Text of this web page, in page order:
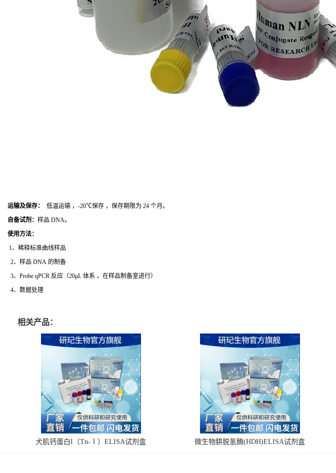
运输及保存：
低温运输 ，-20℃保存 ，保存期限为 24 个月。
自备试剂： 样品 DNA。
使用方法：
1、稀释标准曲线样品
2、样品 DNA 的制备
3、Probe qPCR 反应（20μL 体系 ，在样品制备室进行）
4、数据处理
相关产品：
犬肌钙蛋白I（Tn-Ⅰ）ELISA试剂盒 微生物肼脱氢酶(HDH)ELISA试剂盒